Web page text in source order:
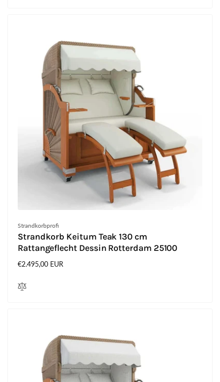
Anbieter:
Strandkorbprofi
Strandkorb Keitum Teak 130 cm
Rattangeflecht Dessin Rotterdam 25100
Normaler
€2.495,00 EUR